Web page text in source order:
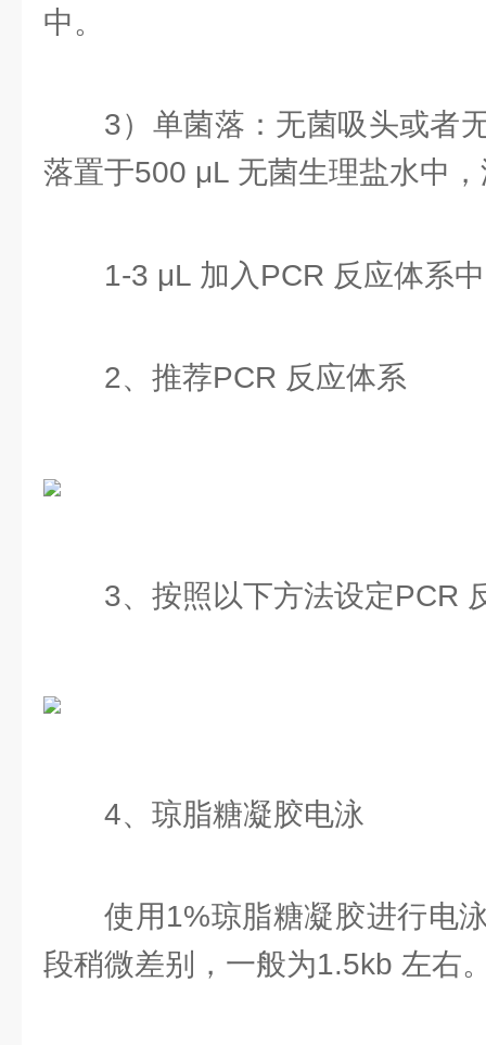
中。
3）单菌落：无菌吸头或者
落置于500 μL 无菌生理盐水中
1-3 μL 加入PCR 反应体系
2、推荐PCR 反应体系
3、按照以下方法设定PCR
4、琼脂糖凝胶电泳
使用1%琼脂糖凝胶进行电
段稍微差别，一般为1.5kb 左右